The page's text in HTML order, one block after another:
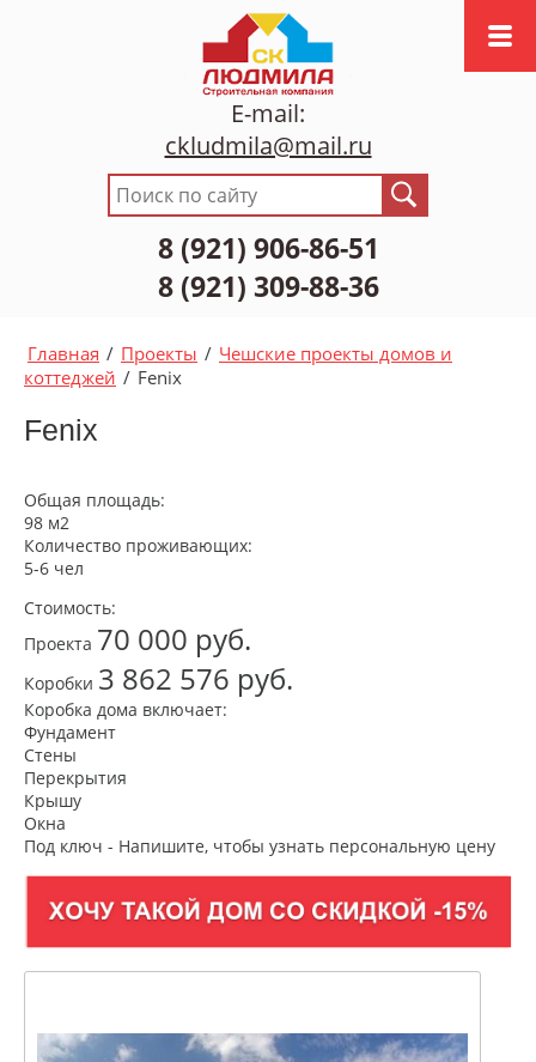
E-mail:
ckludmila@mail.ru
8 (921) 906-86-51
8 (921) 309-88-36
Главная / Проекты / Чешские проекты домов и
коттеджей / Fenix
Fenix
Общая площадь:
98 м2
Количество проживающих:
5-6 чел
Стоимость:
Проекта 70 000 руб.
Коробки 3 862 576 руб.
Коробка дома включает:
Фундамент
Стены
Перекрытия
Крышу
Окна
Под ключ - Напишите, чтобы узнать персональную цену